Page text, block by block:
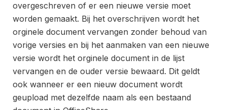
overgeschreven of er een nieuwe versie moet
worden gemaakt. Bij het overschrijven wordt het
orginele document vervangen zonder behoud van
vorige versies en bij het aanmaken van een nieuwe
versie wordt het orginele document in de lijst
vervangen en de ouder versie bewaard. Dit geldt
ook wanneer er een nieuw document wordt
geupload met dezelfde naam als een bestaand